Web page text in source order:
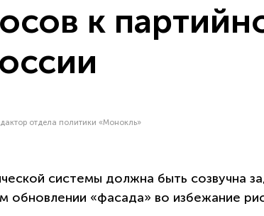
к
отдела политики «Монокль»
системы должна быть созвучна
обновлении «фасада» во избежание